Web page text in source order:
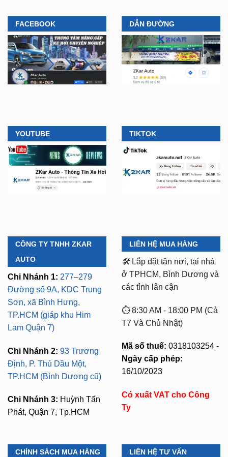
FACEBOOK DẪN ĐƯỜNG
YOUTUBE TIKTOK
CÔNG TY TNHH ZKAR
AUTO
Chi Nhánh 1: 277–279
Đường số 9A, KDC Trung
Sơn, xã Bình Hưng,
TP.HCM (giáp khu Him
Lam Quận 7)
Chi Nhánh 2: 93 Trương
Định, P. Thủ Dầu Một,
TP.HCM (Bình Dương cũ)
Chi Nhánh 3: Huỳnh Tấn
Phát, Quận 7, Tp.HCM
LIÊN HỆ MUA HÀNG
🛠️ Lắp đặt tận nơi, tại nhà
ở TPHCM, Bình Dương và
các tỉnh lân cận
⏱️ 8:30 AM - 18:00 PM (Cả
T7 Và Chủ Nhật)
Mã số thuế: 0318103254 -
Ngày cấp phép:
16/10/2023
Có xuất VAT cho Công
Ty
CHÍNH SÁCH MUA HÀNG LIÊN HỆ TƯ VẤN